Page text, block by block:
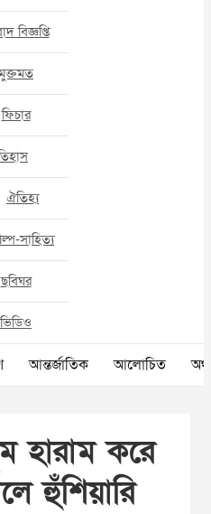
বিজ্ঞপ্তি
ফিচার
ঐতিহ্য
সাহিত্য
ছবিঘর
ভিডিও
আন্তর্জাতিক আলোচিত
হারাম করে
হুঁশিয়ারি